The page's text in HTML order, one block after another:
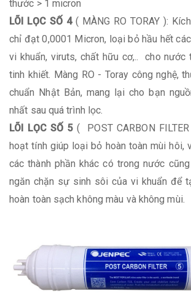
thước > 1 micron
LÕI LỌC SỐ 4( MÀNG RO TORAY ):
chỉ đạt 0,0001 Micron, loại bỏ hầu hết
vi khuẩn, viruts, chất hữu cơ,.. cho nước
tinh khiết. Màng RO - Toray công nghệ,
chuẩn Nhật Bản, mang lại cho bạn
nhất sau quá trình lọc.
LÕI LỌC SỐ 5 ( POST CARBON
hoạt tính giúp loại bỏ hoàn toàn mùi hôi,
các thành phần khác có trong nước
ngăn chặn sự sinh sôi của vi khuẩn để
hoàn toàn sạch không màu và không mùi.